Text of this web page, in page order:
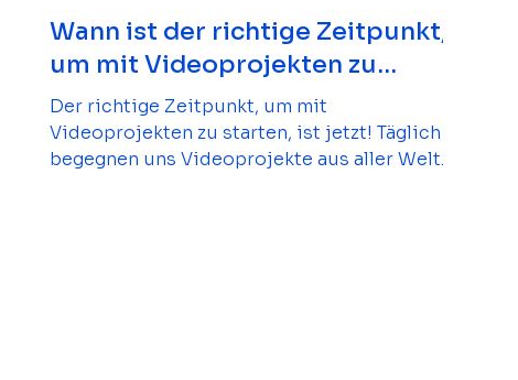
Wann ist der richtige Zeitpunkt,
um mit Videoprojekten zu
starten?
Der richtige Zeitpunkt, um mit
Videoprojekten zu starten, ist jetzt! Täglich
begegnen uns Videoprojekte aus aller Welt.